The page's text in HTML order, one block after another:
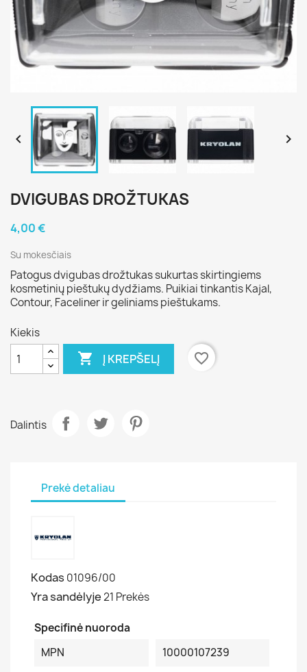
 
DVIGUBAS DROŽTUKAS
4,00 €
Su mokesčiais
Patogus dvigubas drožtukas sukurtas skirtingiems
kosmetinių pieštukų dydžiams. Puikiai tinkantis Kajal,
Contour, Faceliner ir geliniams pieštukams.
Kiekis
 Į KREPŠELĮ favorite_border
Dalintis
Prekė detaliau
Kodas 01096/00
Yra sandėlyje21 Prekės
Specifinė nuoroda
MPN
10000107239